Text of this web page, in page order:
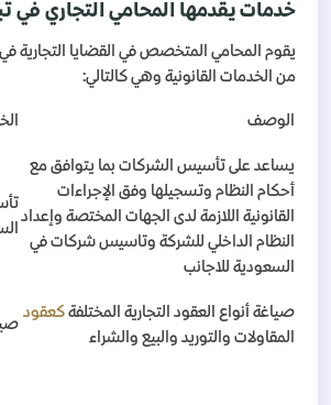
خدمات يقدمها المحامي التجاري في
يقوم المحامي المتخصص في القضايا التجارية
من الخدمات القانونية وهي كالتالي:
الوصف
يساعد على تأسيس الشركات بما يتوافق مع
أحكام النظام وتسجيلها وفق الإجراءات
القانونية اللازمة لدى الجهات المختصة وإعداد
النظام الداخلي للشركة وتاسيس شركات في
السعودية للاجانب
صياغة أنواع العقود التجارية المختلفة كعقود
المقاولات والتوريد والبيع والشراء